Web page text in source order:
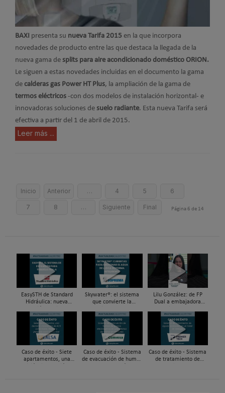
BAXI presenta su nueva Tarifa 2015 en la que incorpora
novedades de producto entre las que destaca la llegada de la
nueva gama de splits para aire acondicionado doméstico ORION.
Le siguen a estas novedades incluidas en el documento la gama
de calderas gas Power HT Plus, la ampliación de la gama de
termos eléctricos -con dos modelos de instalación horizontal- e
innovadoras soluciones de suelo radiante. Esta nueva Tarifa será
efectiva a partir del 1 de abril de 2015.
Leer más ...
Inicio Anterior … 4 5 6
7 8 … Siguiente Final Página 6 de 14
EasySTH de Standard
Hidráulica: nueva
de expansión para
tuberías PEX
Skywater®: el sistema
que convierte la
infraestructura activa de
gestión del agua...
Lilu González: de FP
Dual a embajadora
| Mecatrónica Industrial
Caso de éxito - Siete
apartamentos, una
Caso de éxito - Sistema
de evacuación de humos
Caso de éxito - Sistema
de tratamiento de